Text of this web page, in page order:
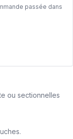
passée dans
ou sectionnelles